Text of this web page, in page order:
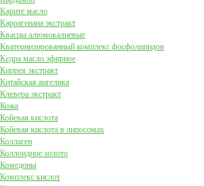
Карите масло
Каррагенана экстракт
Квасцы алюмокалиевые
Кватернизированный комплекс фосфолипидов
Кедра масло эфирное
Кипрея экстракт
Китайская ангелика
Клевера экстракт
Кожа
Койевая кислота
Койевая кислота в липосомах
Коллаген
Коллоидное золото
Комедоны
Комплекс кислот